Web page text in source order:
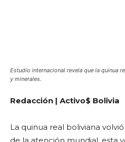
Estudio internacional revela que la quinua
y minerales.
Redacción | Activo$ Bolivia
La quinua real boliviana